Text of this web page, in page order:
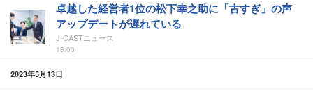
卓越した経営者1位の松下幸之助に「古すぎ」の声
アップデートが遅れている
J-CASTニュース
18:00
2023年5月13日